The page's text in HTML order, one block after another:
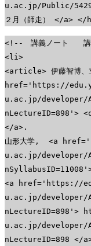
u.ac.jp/Public/
２月（師走） </a> </
<!-- 講義ノート
<li>
<article> 伊藤智博、
href='https://
u.ac.jp/developer/
nLectureID=898'>
</a>.
山形大学, <a
u.ac.jp/developer/
<a href='https://
u.ac.jp/developer/
nLectureID=898'>
u.ac.jp/developer/
nLectureID=898 </